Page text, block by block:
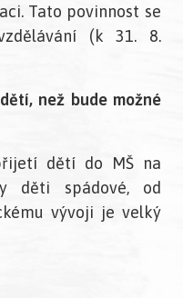
Tato povinnost se
(k 31. 8.
než bude možné
dětí do MŠ na
děti spádové, od
vývoji je velký